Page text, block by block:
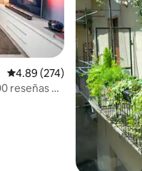
Calificación promedio:
4.89 (274)
reseñas de